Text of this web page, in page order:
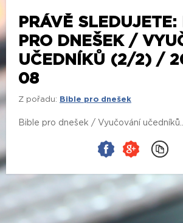
PRÁVĚ SLEDUJETE:
PRO DNEŠEK /
UČEDNÍKŮ (2/2) /
08
Z pořadu: Bible pro dnešek
Bible pro dnešek / Vyučování učedníků...